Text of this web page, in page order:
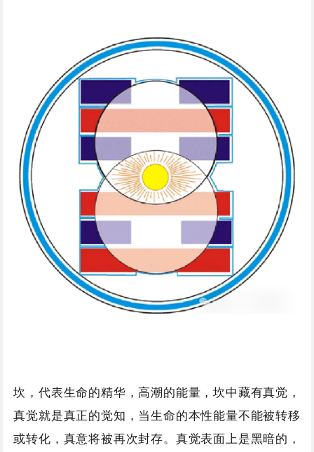
坎，代表生命的精华，高潮的能量，坎中藏有真觉，
真觉就是真正的觉知，当生命的本性能量不能被转移
或转化，真意将被再次封存。真觉表面上是黑暗的，